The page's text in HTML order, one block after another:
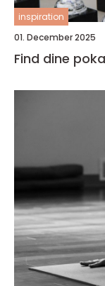
inspiration
01. December 2025
Find dine